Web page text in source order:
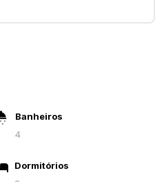
Banheiros
4
Dormitórios